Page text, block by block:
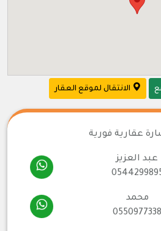
الانتقال لموقع العقار
عقارية فورية
عبد العزيز
محمد
0550977338